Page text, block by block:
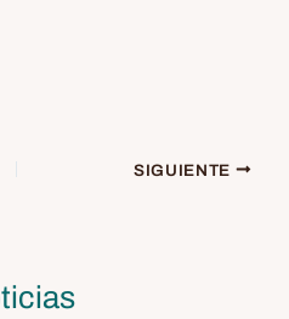
SIGUIENTE